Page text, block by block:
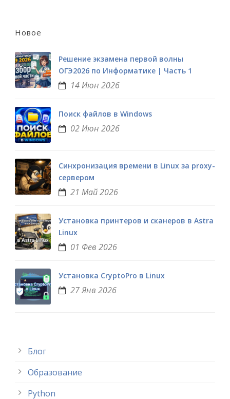
Новое
Решение экзамена первой волны
ОГЭ2026 по Информатике | Часть 1
14 Июн 2026
Поиск файлов в Windows
02 Июн 2026
Синхронизация времени в Linux за proxy-
сервером
21 Май 2026
Установка принтеров и сканеров в Astra
Linux
01 Фев 2026
Установка CryptoPro в Linux
27 Янв 2026
Блог
Образование
Python